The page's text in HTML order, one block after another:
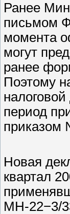
Ранее
письмом
момента
могут
ранее
Поэтому
период
приказом
Новая
квартал
МН-22−3/